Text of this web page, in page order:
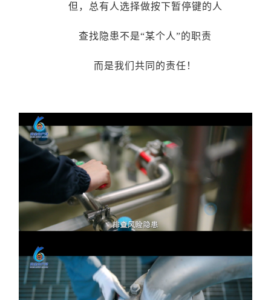
但，总有人选择做按下暂停键的人
查找隐患不是“某个人”的职责
而是我们共同的责任！